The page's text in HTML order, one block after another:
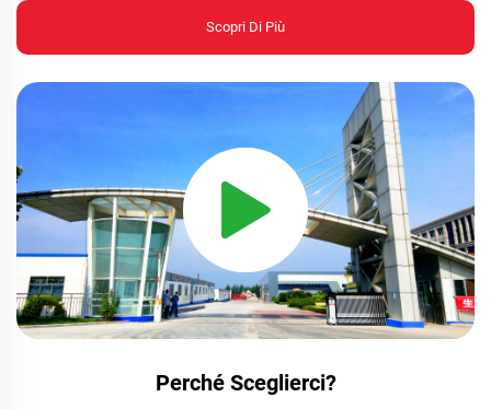
Scopri Di Più
Perché Sceglierci?